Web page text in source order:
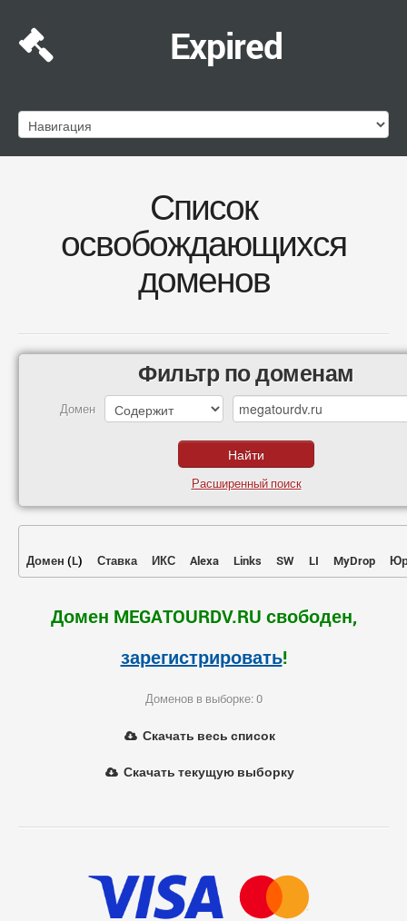
Expired
Список
освобождающихся
доменов
Фильтр по доменам
Домен
Расширенный поиск
Домен (L) Ставка ИКС Alexa Links SW LI MyDrop
Домен MEGATOURDV.RU свободен,
зарегистрировать!
Доменов в выборке: 0
Скачать весь список
Скачать текущую выборку